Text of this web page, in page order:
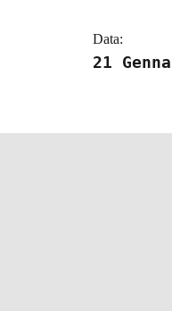
Data:
21